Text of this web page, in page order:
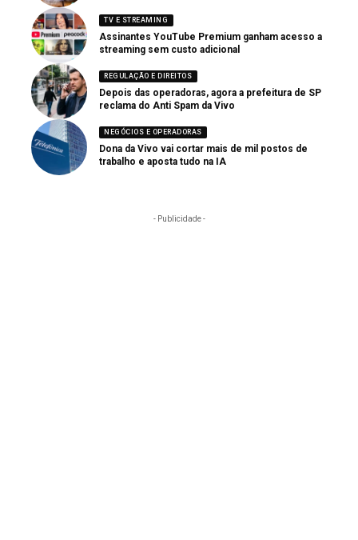
TV E STREAMING
Assinantes YouTube Premium ganham acesso a
streaming sem custo adicional
REGULAÇÃO E DIREITOS
Depois das operadoras, agora a prefeitura de SP
reclama do Anti Spam da Vivo
NEGÓCIOS E OPERADORAS
Dona da Vivo vai cortar mais de mil postos de
trabalho e aposta tudo na IA
- Publicidade -